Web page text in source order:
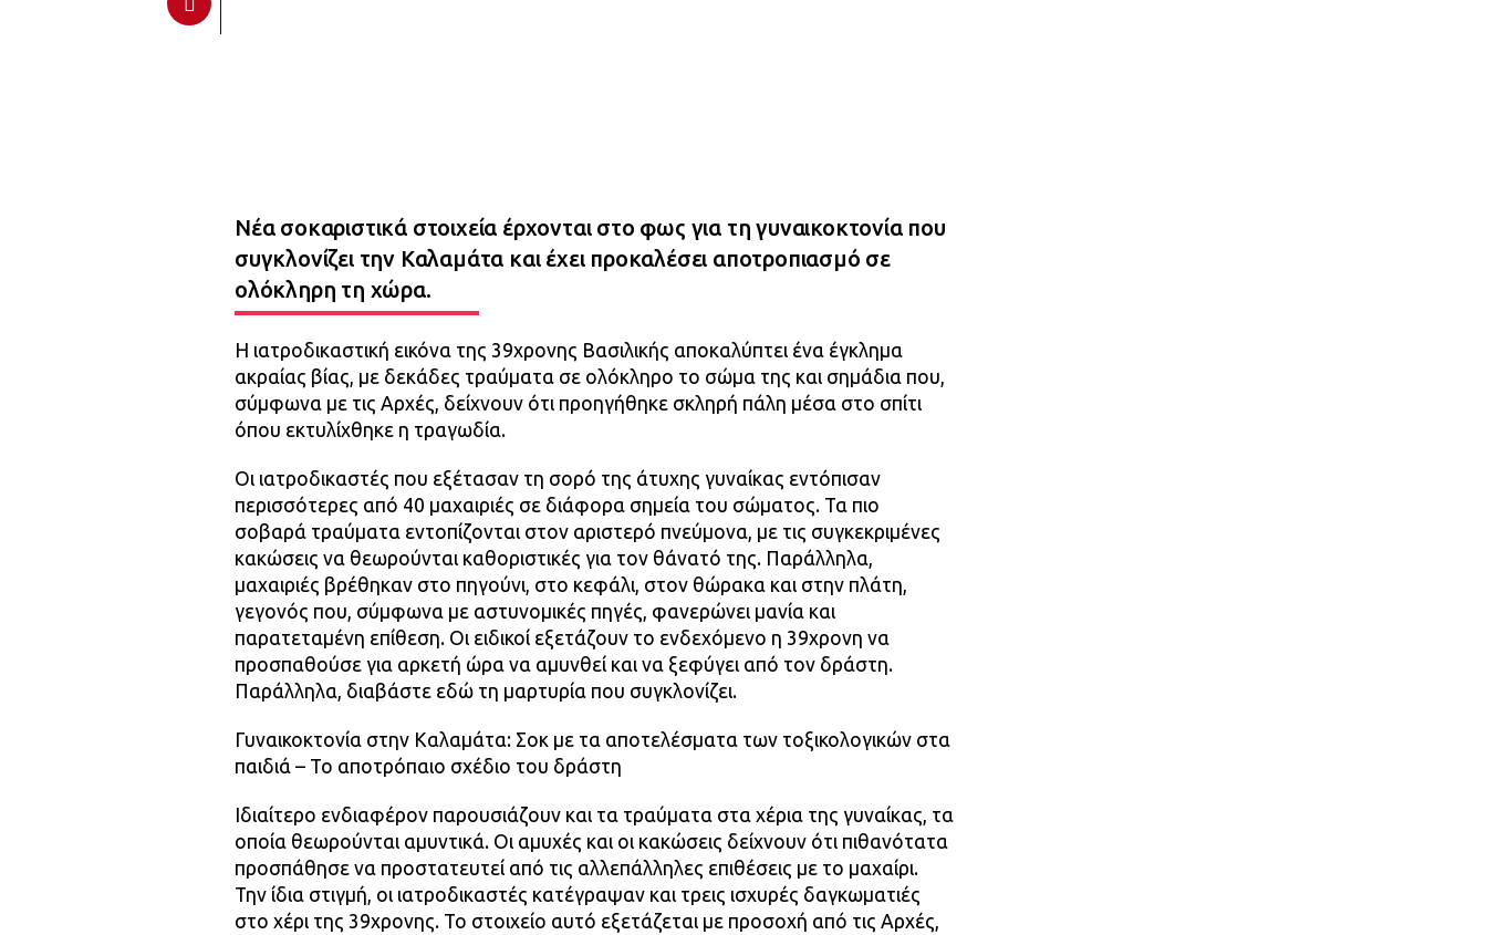
Νέα σοκαριστικά στοιχεία έρχονται στο φως για τη γυναικοκτονία που
συγκλονίζει την Καλαμάτα και έχει προκαλέσει αποτροπιασμό σε
ολόκληρη τη χώρα.
Η ιατροδικαστική εικόνα της 39χρονης Βασιλικής αποκαλύπτει ένα έγκλημα
ακραίας βίας, με δεκάδες τραύματα σε ολόκληρο το σώμα της και σημάδια που,
σύμφωνα με τις Αρχές, δείχνουν ότι προηγήθηκε σκληρή πάλη μέσα στο σπίτι
όπου εκτυλίχθηκε η τραγωδία.
Οι ιατροδικαστές που εξέτασαν τη σορό της άτυχης γυναίκας εντόπισαν
περισσότερες από 40 μαχαιριές σε διάφορα σημεία του σώματος. Τα πιο
σοβαρά τραύματα εντοπίζονται στον αριστερό πνεύμονα, με τις συγκεκριμένες
κακώσεις να θεωρούνται καθοριστικές για τον θάνατό της. Παράλληλα,
μαχαιριές βρέθηκαν στο πηγούνι, στο κεφάλι, στον θώρακα και στην πλάτη,
γεγονός που, σύμφωνα με αστυνομικές πηγές, φανερώνει μανία και
παρατεταμένη επίθεση. Οι ειδικοί εξετάζουν το ενδεχόμενο η 39χρονη να
προσπαθούσε για αρκετή ώρα να αμυνθεί και να ξεφύγει από τον δράστη.
Παράλληλα, διαβάστε εδώ τη μαρτυρία που συγκλονίζει.
Γυναικοκτονία στην Καλαμάτα: Σοκ με τα αποτελέσματα των τοξικολογικών στα
παιδιά – Το αποτρόπαιο σχέδιο του δράστη
Ιδιαίτερο ενδιαφέρον παρουσιάζουν και τα τραύματα στα χέρια της γυναίκας, τα
οποία θεωρούνται αμυντικά. Οι αμυχές και οι κακώσεις δείχνουν ότι πιθανότατα
προσπάθησε να προστατευτεί από τις αλλεπάλληλες επιθέσεις με το μαχαίρι.
Την ίδια στιγμή, οι ιατροδικαστές κατέγραψαν και τρεις ισχυρές δαγκωματιές
στο χέρι της 39χρονης. Το στοιχείο αυτό εξετάζεται με προσοχή από τις Αρχές,